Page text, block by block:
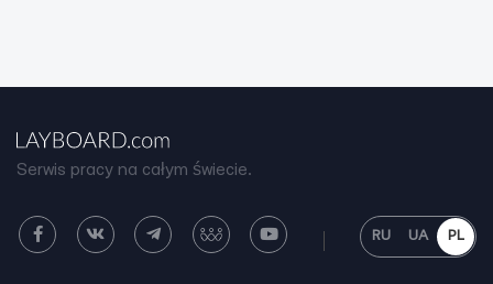
Serwis pracy na całym świecie.
RU UA PL